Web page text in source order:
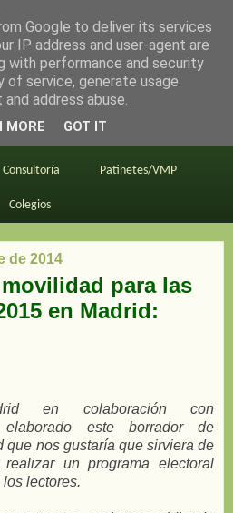
Primeros consejos
Consultoría Patinetes/VMP
Colegios
de 2014
para las
en Madrid:
en colaboración con
este borrador de
que nos gustaría que sirviera de
un programa electoral
lectores.
Google to deliver its services
IP address and user-agent are
with performance and security
service, generate usage
address abuse.
MORE GOT IT